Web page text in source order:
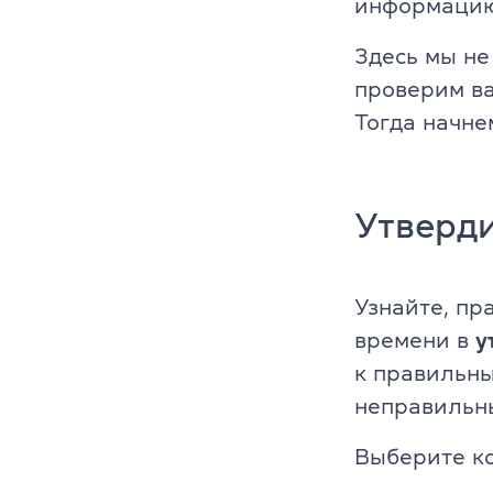
IELTS
KET, PET,
TKT (для
DELTA (для
Здесь мы
проверим
Тогда
Узнайте,
времени в
к
Выберите